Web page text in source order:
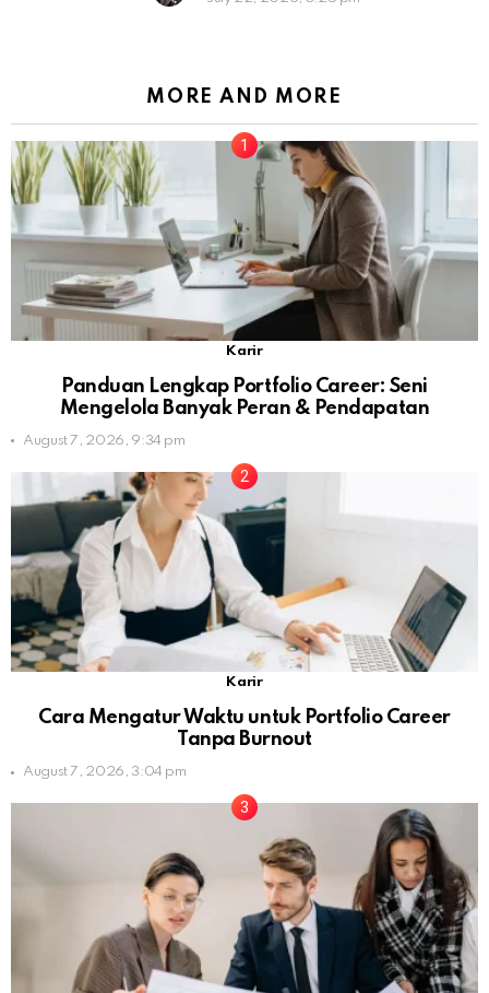
MORE AND MORE
Karir
Panduan Lengkap Portfolio Career: Seni
Mengelola Banyak Peran & Pendapatan
August 7, 2026, 9:34 pm
Karir
Cara Mengatur Waktu untuk Portfolio Career
Tanpa Burnout
August 7, 2026, 3:04 pm